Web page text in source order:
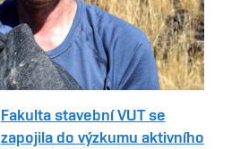
Fakulta stavební VUT se
zapojila do výzkumu aktivního